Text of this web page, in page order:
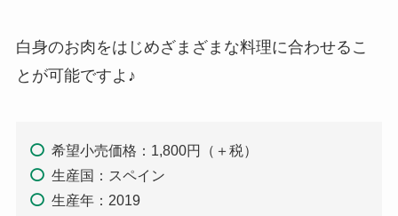
白身のお肉をはじめざまざまな料理に合わせるこ
とが可能ですよ♪
希望小売価格：1,800円（＋税）
生産国：スペイン
生産年：2019